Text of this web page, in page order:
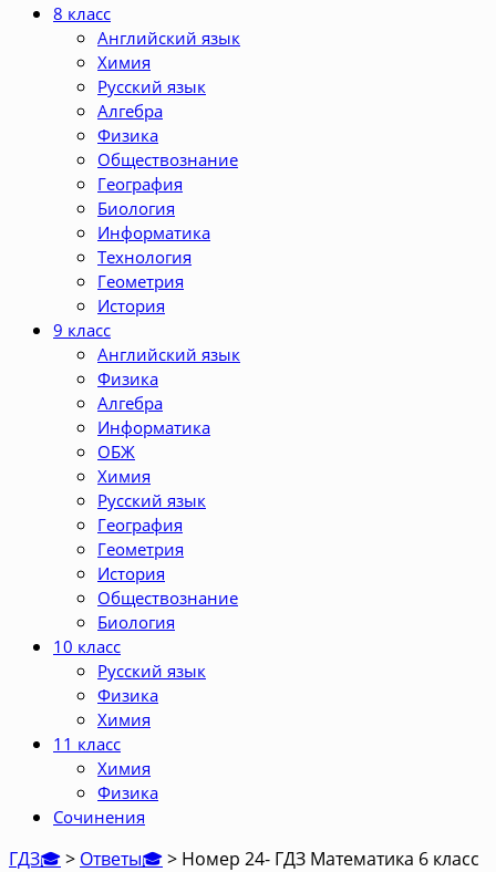
8 класс
Английский язык
Химия
Русский язык
Алгебра
Физика
Обществознание
География
Биология
Информатика
Технология
Геометрия
История
9 класс
Английский язык
Физика
Алгебра
Информатика
ОБЖ
Химия
Русский язык
География
Геометрия
История
Обществознание
Биология
10 класс
Русский язык
Физика
Химия
11 класс
Химия
Физика
Сочинения
ГДЗ🎓> Ответы🎓> Номер 24- ГДЗ Математика 6 класс